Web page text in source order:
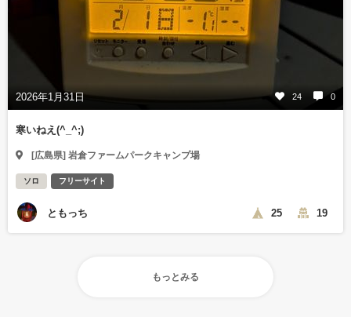
2026年1月31日 24 0
寒いねえ(^_^;)
[広島県] 岩倉ファームパークキャンプ場
ソロ フリーサイト
ともっち 25 19
もっとみる